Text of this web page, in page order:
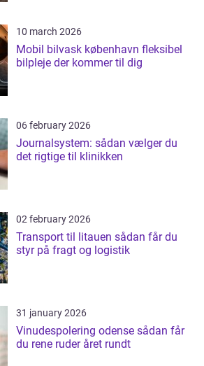
10 march 2026
Mobil bilvask københavn fleksibel
bilpleje der kommer til dig
06 february 2026
Journalsystem: sådan vælger du
det rigtige til klinikken
02 february 2026
Transport til litauen sådan får du
styr på fragt og logistik
31 january 2026
Vinudespolering odense sådan får
du rene ruder året rundt